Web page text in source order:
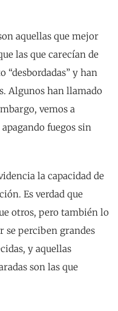
aquellas que mejor
las que carecían de
“desbordadas” y han
Algunos han llamado
vemos a
fuegos sin
la capacidad de
Es verdad que
otros, pero también lo
se perciben grandes
y aquellas
son las que